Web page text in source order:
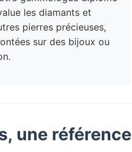
les diamants et
pierres précieuses,
sur des bijoux ou
une